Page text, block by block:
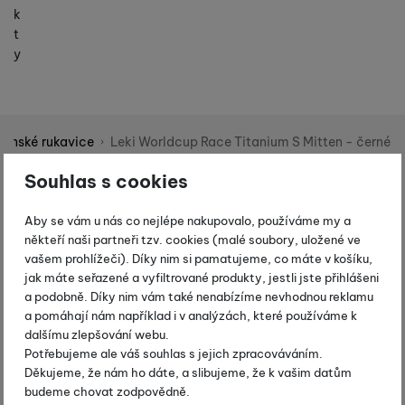
Souhlas s cookies
Aby se vám u nás co nejlépe nakupovalo, používáme my a
někteří naši partneři tzv. cookies (malé soubory, uložené ve
vašem prohlížeči). Díky nim si pamatujeme, co máte v košíku,
jak máte seřazené a vyfiltrované produkty, jestli jste přihlášeni
a podobně. Díky nim vám také nenabízíme nevhodnou reklamu
a pomáhají nám například i v analýzách, které používáme k
dalšímu zlepšování webu.
Potřebujeme ale váš souhlas s jejich zpracováváním.
Děkujeme, že nám ho dáte, a slibujeme, že k vašim datům
budeme chovat zodpovědně.
k
t
y
Shopio demo
rukavice Leki Worldcup Race Titanium S Mitten - černé